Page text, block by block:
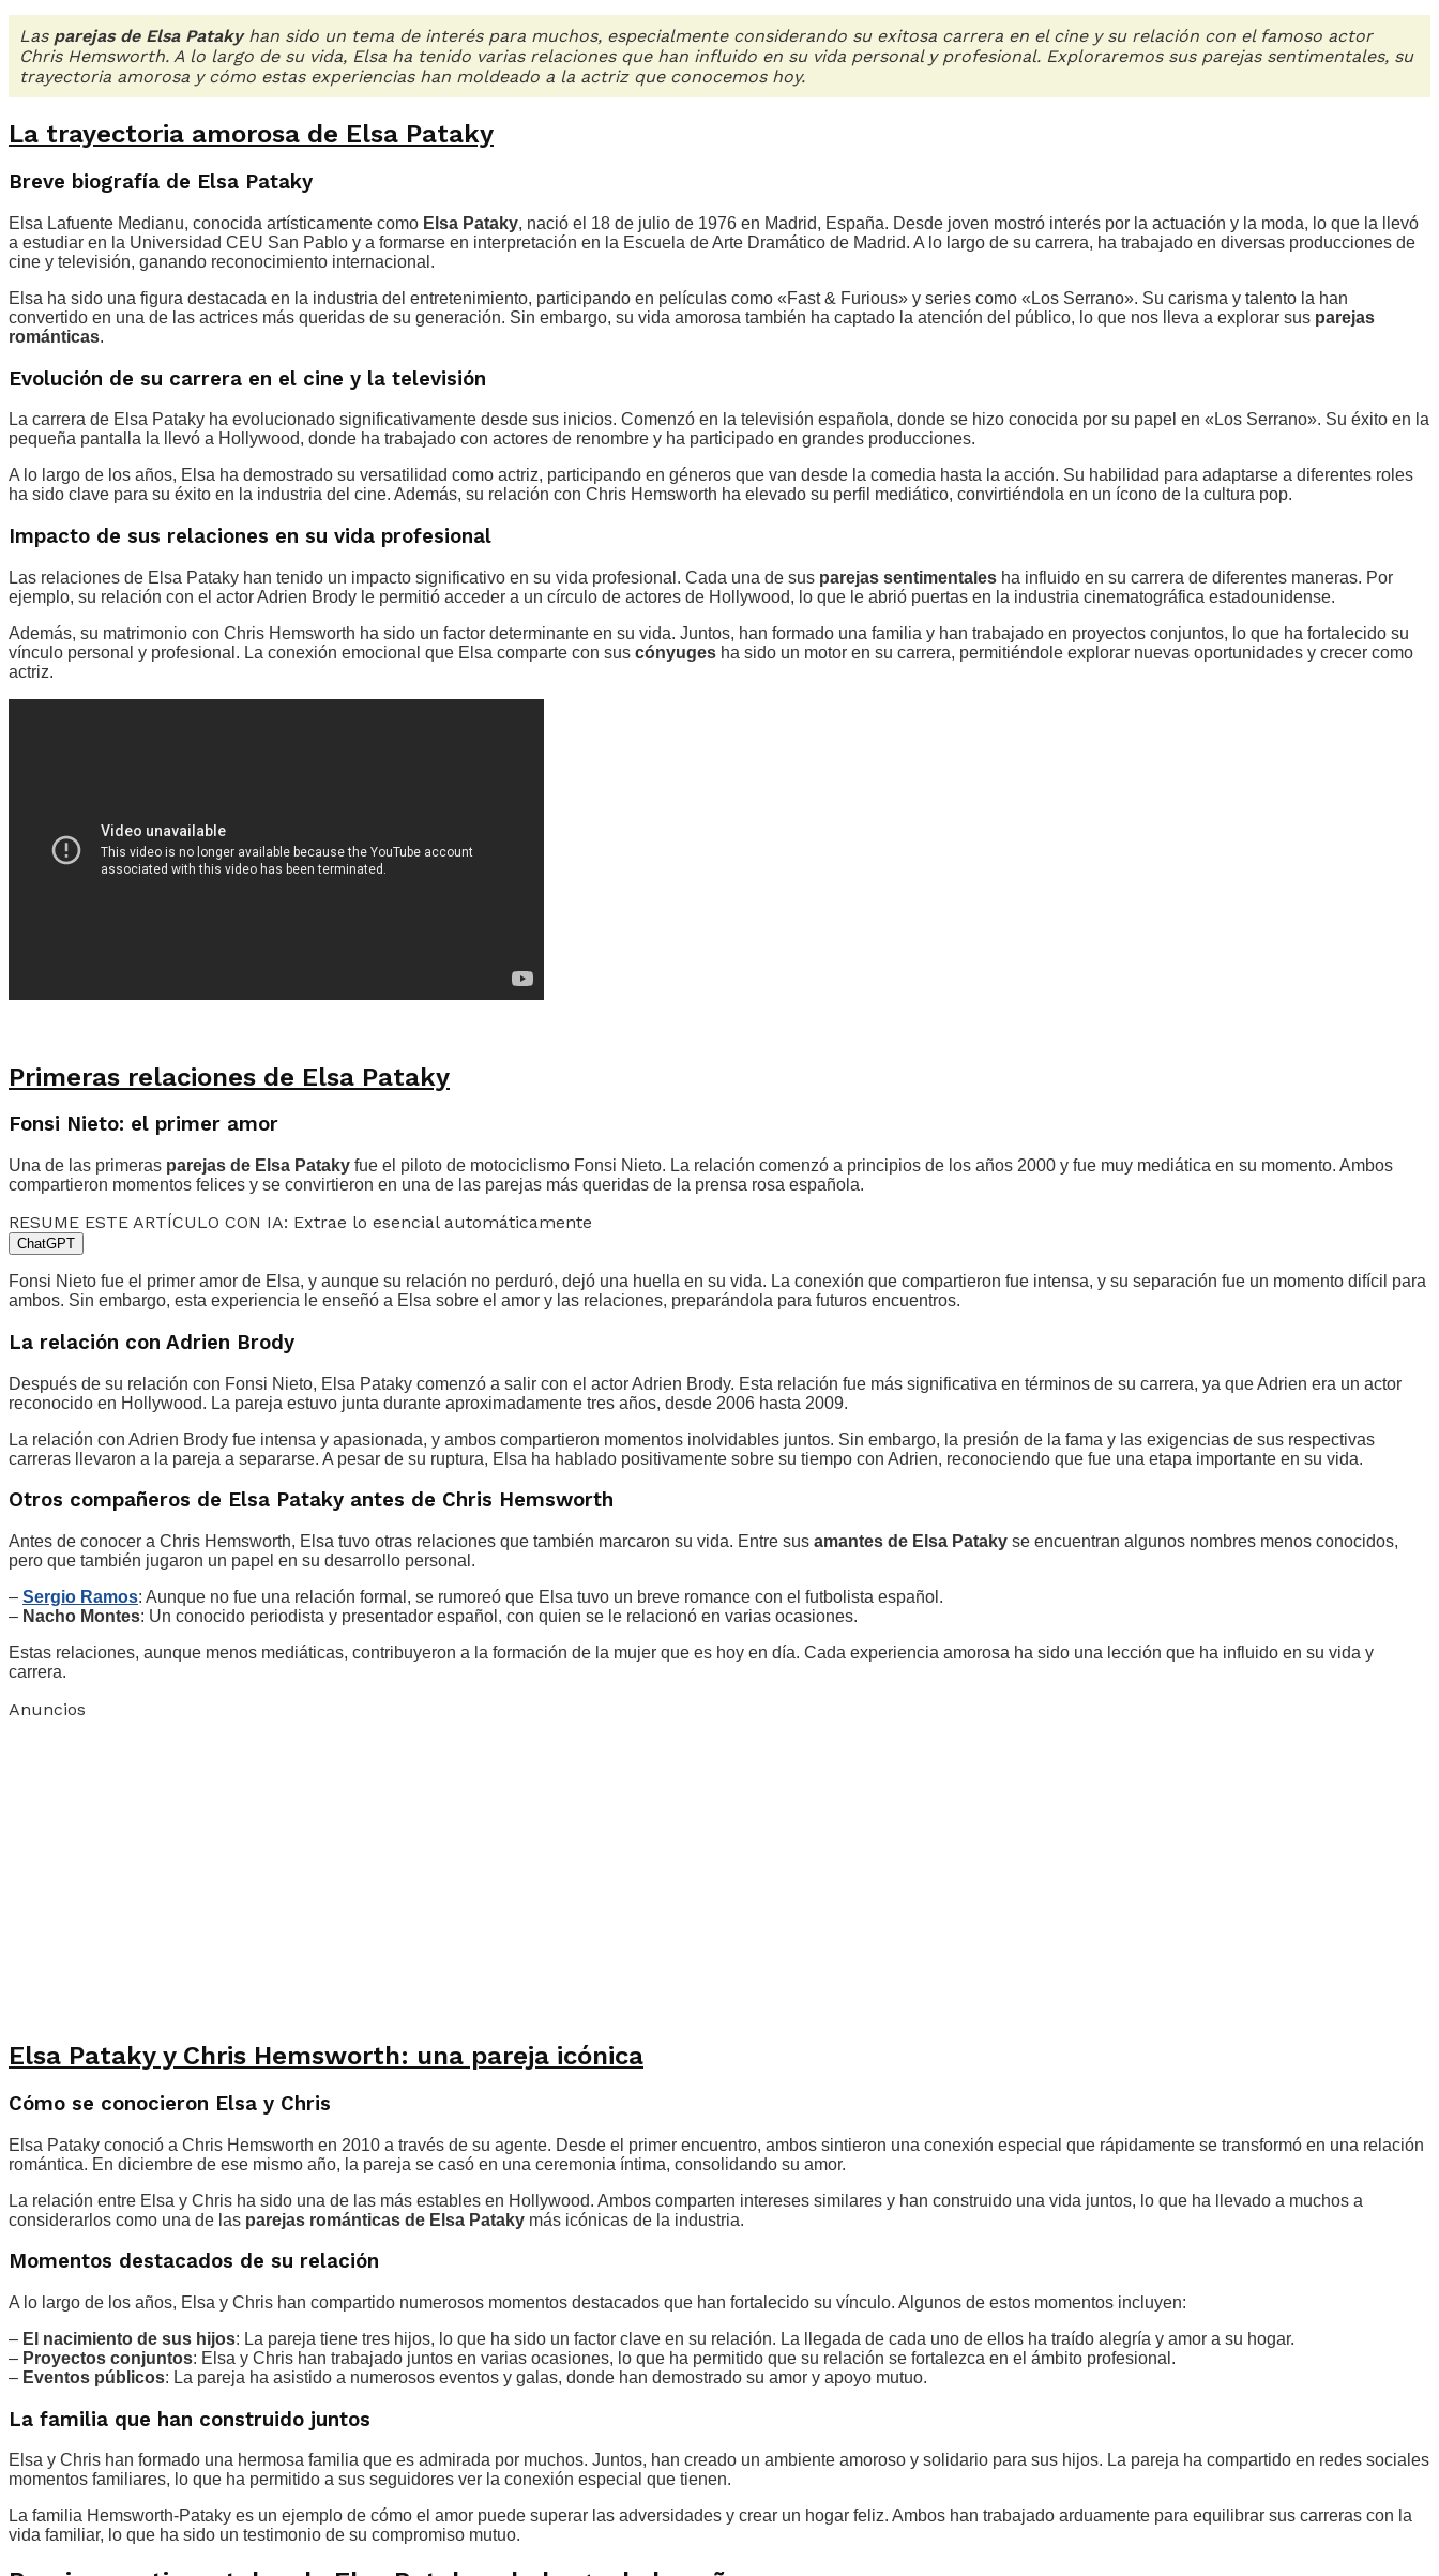
Las parejas de Elsa Patakyhan sido un tema de interés para muchos, especialmente considerando su exitosa carrera en el cine y su relación con el famoso actor
Chris Hemsworth. A lo largo de su vida, Elsa ha tenido varias relaciones que han influido en su vida personal y profesional. Exploraremos sus parejas sentimentales, su
trayectoria amorosa y cómo estas experiencias han moldeado a la actriz que conocemos hoy.
La trayectoria amorosa de Elsa Pataky
Breve biografía de Elsa Pataky
Elsa Lafuente Medianu, conocida artísticamente como Elsa Pataky, nació el 18 de julio de 1976 en Madrid, España. Desde joven mostró interés por la actuación y la moda, lo que la llevó
a estudiar en la Universidad CEU San Pablo y a formarse en interpretación en la Escuela de Arte Dramático de Madrid. A lo largo de su carrera, ha trabajado en diversas producciones de
cine y televisión, ganando reconocimiento internacional.
Elsa ha sido una figura destacada en la industria del entretenimiento, participando en películas como «Fast & Furious» y series como «Los Serrano». Su carisma y talento la han
convertido en una de las actrices más queridas de su generación. Sin embargo, su vida amorosa también ha captado la atención del público, lo que nos lleva a explorar sus parejas
románticas.
Evolución de su carrera en el cine y la televisión
La carrera de Elsa Pataky ha evolucionado significativamente desde sus inicios. Comenzó en la televisión española, donde se hizo conocida por su papel en «Los Serrano». Su éxito en la
pequeña pantalla la llevó a Hollywood, donde ha trabajado con actores de renombre y ha participado en grandes producciones.
A lo largo de los años, Elsa ha demostrado su versatilidad como actriz, participando en géneros que van desde la comedia hasta la acción. Su habilidad para adaptarse a diferentes roles
ha sido clave para su éxito en la industria del cine. Además, su relación con Chris Hemsworth ha elevado su perfil mediático, convirtiéndola en un ícono de la cultura pop.
Impacto de sus relaciones en su vida profesional
Las relaciones de Elsa Pataky han tenido un impacto significativo en su vida profesional. Cada una de sus parejas sentimentales ha influido en su carrera de diferentes maneras. Por
ejemplo, su relación con el actor Adrien Brody le permitió acceder a un círculo de actores de Hollywood, lo que le abrió puertas en la industria cinematográfica estadounidense.
Además, su matrimonio con Chris Hemsworth ha sido un factor determinante en su vida. Juntos, han formado una familia y han trabajado en proyectos conjuntos, lo que ha fortalecido su
vínculo personal y profesional. La conexión emocional que Elsa comparte con sus cónyuges ha sido un motor en su carrera, permitiéndole explorar nuevas oportunidades y crecer como
actriz.
Primeras relaciones de Elsa Pataky
Fonsi Nieto: el primer amor
Una de las primeras parejas de Elsa Pataky fue el piloto de motociclismo Fonsi Nieto. La relación comenzó a principios de los años 2000 y fue muy mediática en su momento. Ambos
compartieron momentos felices y se convirtieron en una de las parejas más queridas de la prensa rosa española.
RESUME ESTE ARTÍCULO CON IA: Extrae lo esencial automáticamente
ChatGPT
Fonsi Nieto fue el primer amor de Elsa, y aunque su relación no perduró, dejó una huella en su vida. La conexión que compartieron fue intensa, y su separación fue un momento difícil para
ambos. Sin embargo, esta experiencia le enseñó a Elsa sobre el amor y las relaciones, preparándola para futuros encuentros.
La relación con Adrien Brody
Después de su relación con Fonsi Nieto, Elsa Pataky comenzó a salir con el actor Adrien Brody. Esta relación fue más significativa en términos de su carrera, ya que Adrien era un actor
reconocido en Hollywood. La pareja estuvo junta durante aproximadamente tres años, desde 2006 hasta 2009.
La relación con Adrien Brody fue intensa y apasionada, y ambos compartieron momentos inolvidables juntos. Sin embargo, la presión de la fama y las exigencias de sus respectivas
carreras llevaron a la pareja a separarse. A pesar de su ruptura, Elsa ha hablado positivamente sobre su tiempo con Adrien, reconociendo que fue una etapa importante en su vida.
Otros compañeros de Elsa Pataky antes de Chris Hemsworth
Antes de conocer a Chris Hemsworth, Elsa tuvo otras relaciones que también marcaron su vida. Entre sus amantes de Elsa Pataky se encuentran algunos nombres menos conocidos,
pero que también jugaron un papel en su desarrollo personal.
– Sergio Ramos: Aunque no fue una relación formal, se rumoreó que Elsa tuvo un breve romance con el futbolista español.
– Nacho Montes: Un conocido periodista y presentador español, con quien se le relacionó en varias ocasiones.
Estas relaciones, aunque menos mediáticas, contribuyeron a la formación de la mujer que es hoy en día. Cada experiencia amorosa ha sido una lección que ha influido en su vida y
carrera.
Anuncios
Elsa Pataky y Chris Hemsworth: una pareja icónica
Cómo se conocieron Elsa y Chris
Elsa Pataky conoció a Chris Hemsworth en 2010 a través de su agente. Desde el primer encuentro, ambos sintieron una conexión especial que rápidamente se transformó en una relación
romántica. En diciembre de ese mismo año, la pareja se casó en una ceremonia íntima, consolidando su amor.
La relación entre Elsa y Chris ha sido una de las más estables en Hollywood. Ambos comparten intereses similares y han construido una vida juntos, lo que ha llevado a muchos a
considerarlos como una de las parejas románticas de Elsa Pataky más icónicas de la industria.
Momentos destacados de su relación
A lo largo de los años, Elsa y Chris han compartido numerosos momentos destacados que han fortalecido su vínculo. Algunos de estos momentos incluyen:
– El nacimiento de sus hijos: La pareja tiene tres hijos, lo que ha sido un factor clave en su relación. La llegada de cada uno de ellos ha traído alegría y amor a su hogar.
– Proyectos conjuntos: Elsa y Chris han trabajado juntos en varias ocasiones, lo que ha permitido que su relación se fortalezca en el ámbito profesional.
– Eventos públicos: La pareja ha asistido a numerosos eventos y galas, donde han demostrado su amor y apoyo mutuo.
La familia que han construido juntos
Elsa y Chris han formado una hermosa familia que es admirada por muchos. Juntos, han creado un ambiente amoroso y solidario para sus hijos. La pareja ha compartido en redes sociales
momentos familiares, lo que ha permitido a sus seguidores ver la conexión especial que tienen.
La familia Hemsworth-Pataky es un ejemplo de cómo el amor puede superar las adversidades y crear un hogar feliz. Ambos han trabajado arduamente para equilibrar sus carreras con la
vida familiar, lo que ha sido un testimonio de su compromiso mutuo.